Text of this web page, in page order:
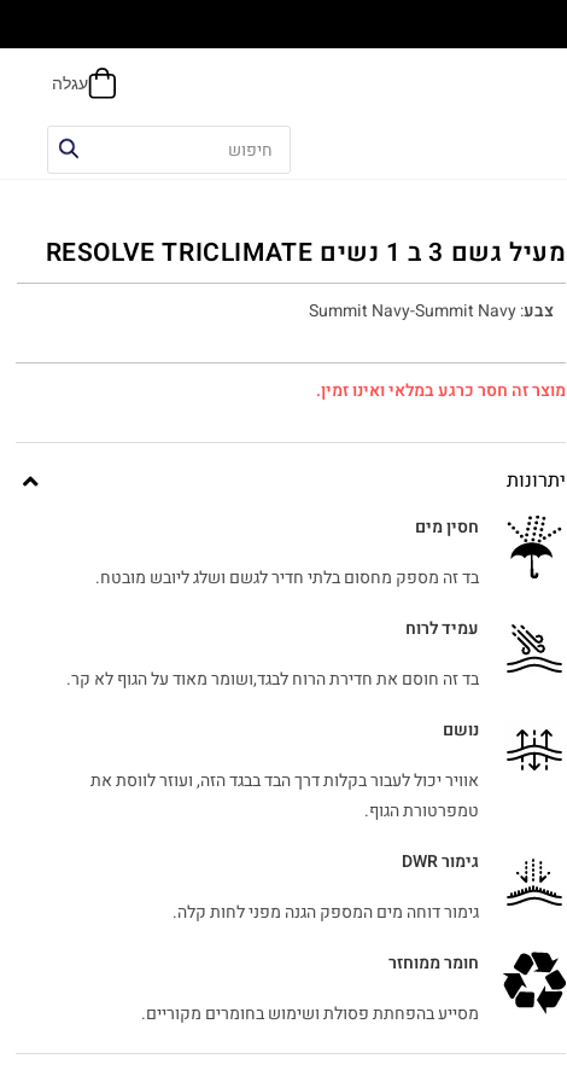
מעיל גשם 3 ב 1 נשים RESOLVE TRICLIMATE
צבע:
Summit Navy-Summit Navy
מוצר זה חסר כרגע במלאי ואינו זמין.
יתרונות
חסין מים
בד זה מספק מחסום בלתי חדיר לגשם ושלג ליובש מובטח.
עמיד לרוח
בד זה חוסם את חדירת הרוח לבגד,ושומר מאוד על הגוף לא קר.
נושם
אוויר יכול לעבור בקלות דרך הבד בבגד הזה, ועוזר לווסת את
טמפרטורת הגוף.
גימור DWR
גימור דוחה מים המספק הגנה מפני לחות קלה.
חומר ממוחזר
מסייע בהפחתת פסולת ושימוש בחומרים מקוריים.